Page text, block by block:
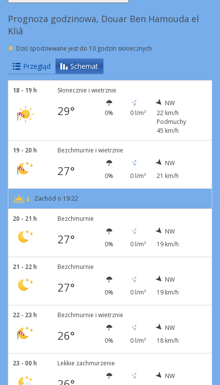
Prognoza godzinowa, Douar Ben Hamouda el
Kliâ
Dziś spodziewane jest do 10 godzin słonecznych
Przegląd Schemat
18 - 19 h Słonecznie i wietrznie
29° 0% 0 l/m²
NW
22 km/h
Podmuchy
45 km/h
19 - 20 h Bezchmurnie i wietrznie
27° 0% 0 l/m²
NW
21 km/h
Zachód o 19:22
20 - 21 h Bezchmurnie
27° 0% 0 l/m²
NW
19 km/h
21 - 22 h Bezchmurnie
27° 0% 0 l/m²
NW
19 km/h
22 - 23 h Bezchmurnie i wietrznie
26° 0% 0 l/m²
NW
18 km/h
23 - 00 h Lekkie zachmurzenie
NW